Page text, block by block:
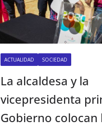
ACTUALIDAD SOCIEDAD
La alcaldesa y la
vicepresidenta
Gobierno